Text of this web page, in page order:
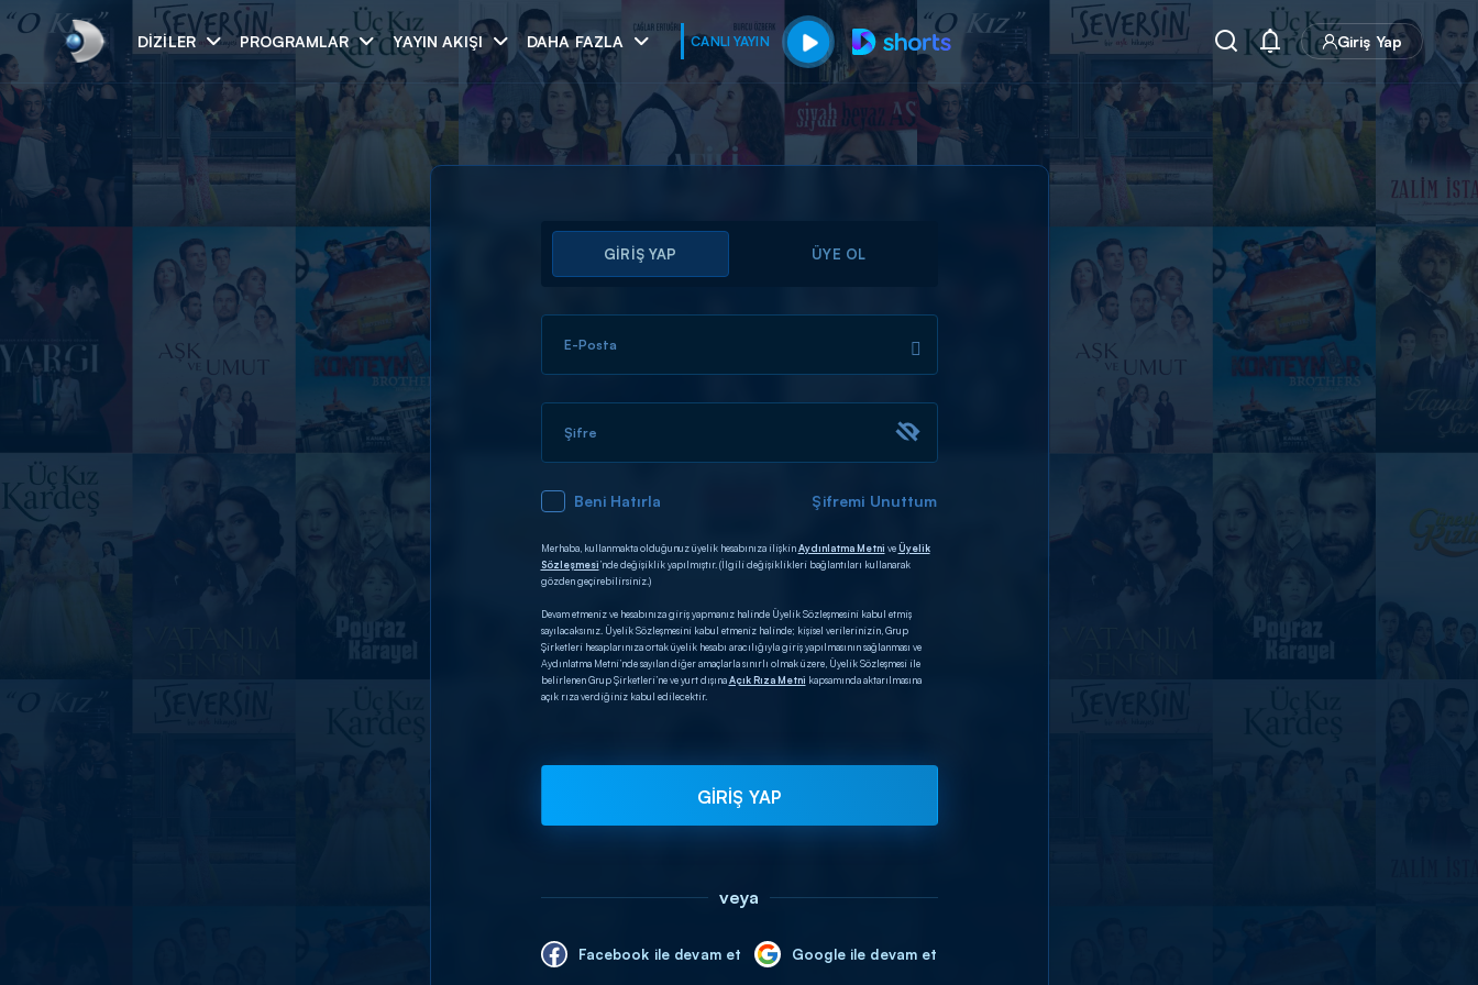
DIZILER PROGRAMLAR YAYIN AKIŞI DAHA FAZLA CANLI YAYIN Giriş Yap
Arama
ARAMA SONUÇLARI
GİRİŞ YAP ÜYE OL
E-Posta
Şifre
Beni Hatırla Şifremi Unuttum
Merhaba, kullanmakta olduğunuz üyelik hesabınıza ilişkinAydınlatma Metni veÜyelik
Sözleşmesi’nde değişiklik yapılmıştır. (İlgili değişiklikleri bağlantıları kullanarak
gözden geçirebilirsiniz.)
Devam etmeniz ve hesabınıza giriş yapmanız halinde Üyelik Sözleşmesini kabul etmiş
sayılacaksınız. Üyelik Sözleşmesini kabul etmeniz halinde; kişisel verilerinizin, Grup
Şirketleri hesaplarınıza ortak üyelik hesabı aracılığıyla giriş yapılmasının sağlanması ve
Aydınlatma Metni’nde sayılan diğer amaçlarla sınırlı olmak üzere, Üyelik Sözleşmesi ile
belirlenen Grup Şirketleri’ne ve yurt dışınaAçık Rıza Metni kapsamında aktarılmasına
açık rıza verdiğiniz kabul edilecektir.
GİRİŞ YAP
veya
Facebook ile devam et Google ile devam et